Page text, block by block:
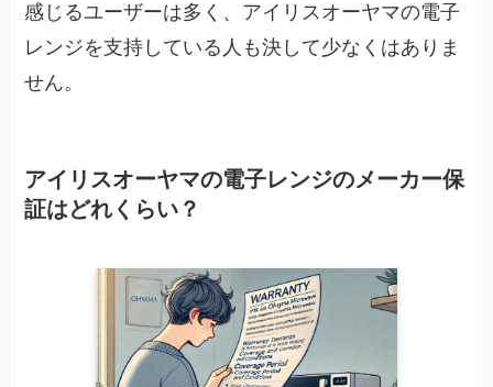
感じるユーザーは多く、アイリスオーヤマの電子
レンジを支持している人も決して少なくはありま
せん。
アイリスオーヤマの電子レンジのメーカー保
証はどれくらい？